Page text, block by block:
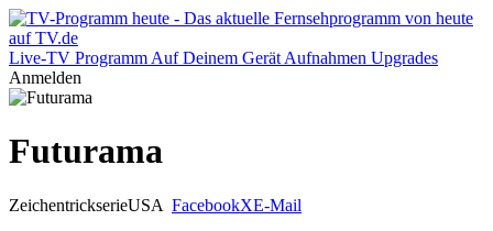
Live-TV Programm Auf Deinem Gerät Aufnahmen Upgrades
Anmelden
Futurama
ZeichentrickserieUSA FacebookXE-Mail